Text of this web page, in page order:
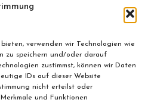
verwenden wir Technologien wie
zu speichern und/oder darauf
zustimmst, können wir Daten
IDs auf dieser Website
nicht erteilst oder
und Funktionen